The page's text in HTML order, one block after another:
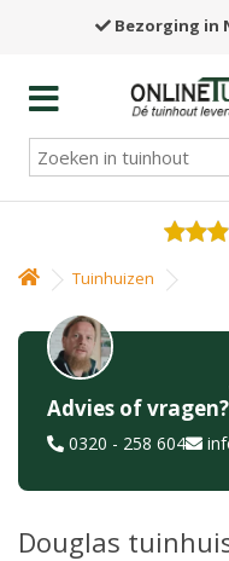
Bezorging in
Tuinhuizen
Advies of vragen?
0320 - 258 604
Douglas